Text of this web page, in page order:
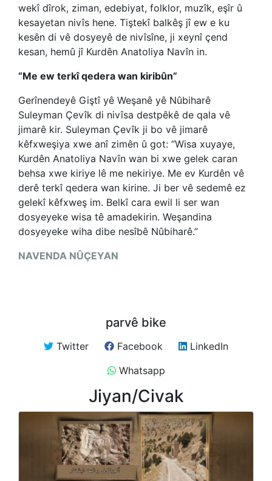
wekî dîrok, ziman, edebiyat, folklor, muzîk, eşîr û
kesayetan nivîs hene. Tiştekî balkêş jî ew e ku
kesên di vê dosyeyê de nivîsîne, ji xeynî çend
kesan, hemû jî Kurdên Anatoliya Navîn in.
“Me ew terkî qedera wan kiribûn”
Gerînendeyê Giştî yê Weşanê yê Nûbiharê
Suleyman Çevîk di nivîsa destpêkê de qala vê
jimarê kir. Suleyman Çevîk ji bo vê jimarê
kêfxweşiya xwe anî zimên û got: “Wisa xuyaye,
Kurdên Anatoliya Navîn wan bi xwe gelek caran
behsa xwe kiriye lê me nekiriye. Me ev Kurdên vê
derê terkî qedera wan kirine. Ji ber vê sedemê ez
gelekî kêfxweş im. Belkî cara ewil li ser wan
dosyeyeke wisa tê amadekirin. Weşandina
dosyeyeke wiha dibe nesîbê Nûbiharê.”
NAVENDA NÛÇEYAN
parvê bike
Twitter Facebook
LinkedIn
Whatsapp
Jiyan/Civak